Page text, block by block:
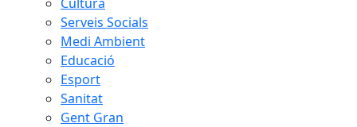
Serveis Socials
Medi Ambient
Educació
Esport
Sanitat
Gent Gran